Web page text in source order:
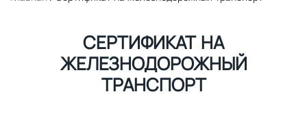
СЕРТИФИКАТ НА
ЖЕЛЕЗНОДОРОЖНЫЙ
ТРАНСПОРТ